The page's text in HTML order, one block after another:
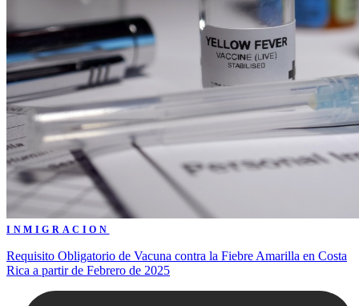
INMIGRACION
Requisito Obligatorio de Vacuna contra la Fiebre Amarilla en Costa
Rica a partir de Febrero de 2025